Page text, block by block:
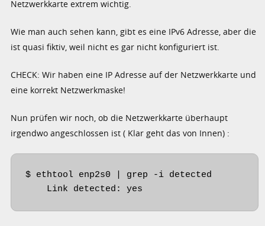
Netzwerkkarte extrem wichtig.
Wie man auch sehen kann, gibt es eine IPv6 Adresse, aber die
ist quasi fiktiv, weil nicht es gar nicht konfiguriert ist.
CHECK: Wir haben eine IP Adresse auf der Netzwerkkarte und
eine korrekt Netzwerkmaske!
Nun prüfen wir noch, ob die Netzwerkkarte überhaupt
irgendwo angeschlossen ist ( Klar geht das von Innen) :
$ ethtool enp2s0 | grep -i detected
Link detected: yes